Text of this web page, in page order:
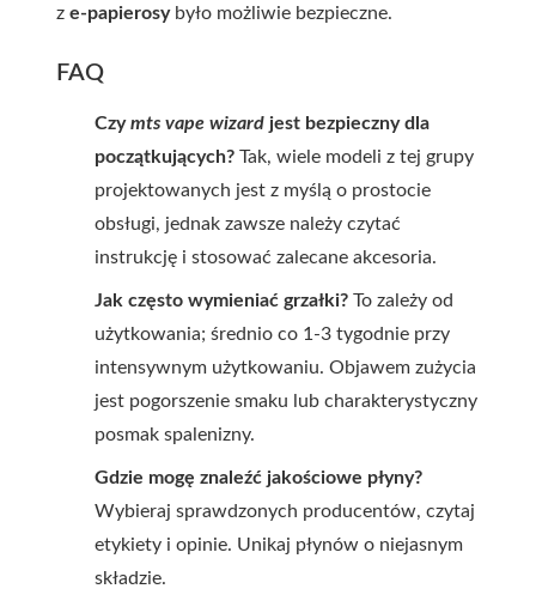
z e-papierosybyło możliwie bezpieczne.
FAQ
Czymts vape wizard jest bezpieczny dla
początkujących? Tak, wiele modeli z tej grupy
projektowanych jest z myślą o prostocie
obsługi, jednak zawsze należy czytać
instrukcję i stosować zalecane akcesoria.
Jak często wymieniać grzałki? To zależy od
użytkowania; średnio co 1-3 tygodnie przy
intensywnym użytkowaniu. Objawem zużycia
jest pogorszenie smaku lub charakterystyczny
posmak spalenizny.
Gdzie mogę znaleźć jakościowe płyny?
Wybieraj sprawdzonych producentów, czytaj
etykiety i opinie. Unikaj płynów o niejasnym
składzie.